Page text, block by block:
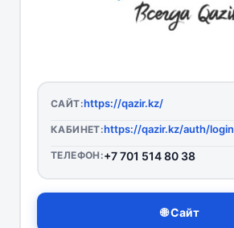
САЙТ:https://qazir.kz/
КАБИНЕТ:https://qazir.kz/auth/login
ТЕЛЕФОН:+7 701 514 80 38
🌐 Сайт